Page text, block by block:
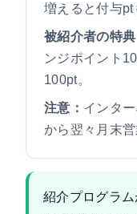
増えると付与pt
被紹介者の特典
ンジポイント
100pt。
注意： インタ
から翌々月末
紹介プログラ